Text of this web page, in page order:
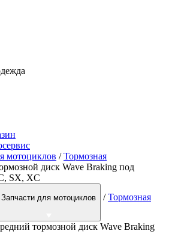
мотоциклов /Тормозная
диск Wave Braking под
SX, XC
Запчасти для мотоциклов / Тормозная
тормозной диск Wave Braking